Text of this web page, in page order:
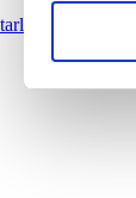
Rytmisk